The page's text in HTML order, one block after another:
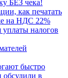
БЕЗ чека!
как печатать
на НДС 22%
налогов
быстро
обсудили в